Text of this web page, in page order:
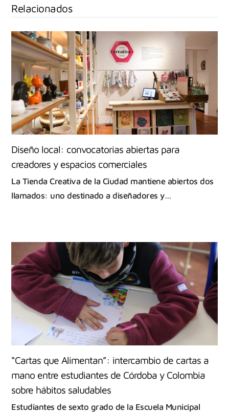
Relacionados
Diseño local: convocatorias abiertas para
creadores y espacios comerciales
La Tienda Creativa de la Ciudad mantiene abiertos dos
llamados: uno destinado a diseñadores y…
“Cartas que Alimentan”: intercambio de cartas a
mano entre estudiantes de Córdoba y Colombia
sobre hábitos saludables
Estudiantes de sexto grado de la Escuela Municipal